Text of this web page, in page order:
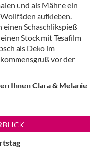
und als Mähne ein
aufkleben.
einen Schaschlikspieß
Stock mit Tesafilm
als Deko im
vor der
Ihnen Clara & Melanie